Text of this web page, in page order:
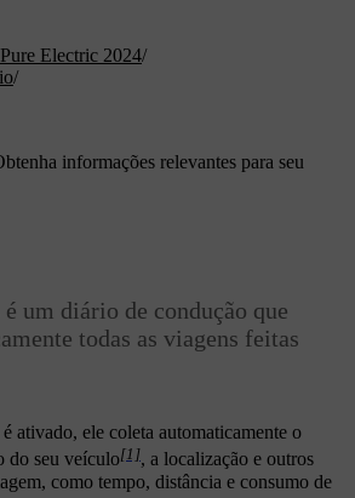
Electric 2024/
/
informações relevantes para seu
um diário de condução que
todas as viagens feitas
ativado, ele coleta automaticamente o
do seu veículo[1], a localização e outros
como tempo, distância e consumo de